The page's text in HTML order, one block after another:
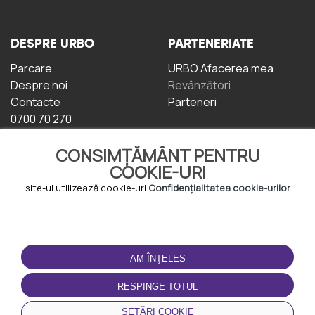
CONSIMȚĂMÂNT PENTRU
COOKIE-URI
site-ul utilizează cookie-uri Confidențialitatea cookie-urilor
AM ÎNŢELES
RESPINGE TOTUL
SETĂRI COOKIE
DESPRE URBO
Parcare
Despre noi
Contacte
0700 70 270
PARTENERIATE
URBO Afacerea mea
Revânzători
Parteneri
TERMENI DE UTILIZARE
Termeni și condiții
Politica de
Confidențialitate
Politica de cookie-uri
DESCĂRCAȚI
APLICAȚIA